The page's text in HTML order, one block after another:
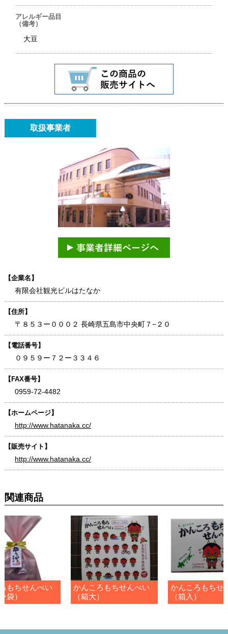
アレルギー品目
（備考）
大豆
取扱事業者
【企業名】
有限会社観光ビルはたなか
【住所】
〒８５３ー０００２ 長崎県五島市中央町７−２０
【電話番号】
０９５９ー７２ー３３４６
【FAX番号】
0959-72-4482
【ホームページ】
http://www.hatanaka.cc/
【販売サイト】
http://www.hatanaka.cc/
関連商品
もちせんべい
袋）
かんころもちせんべい
（箱大）
かんころもちせ
（箱入）